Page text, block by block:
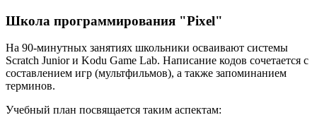
Школа программирования "Pixel"
На 90-минутных занятиях школьники осваивают системы
Scratch Junior и Kodu Game Lab. Написание кодов сочетается с
составлением игр (мультфильмов), а также запоминанием
терминов.
Учебный план посвящается таким аспектам: